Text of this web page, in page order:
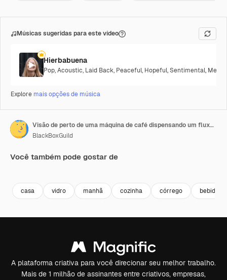
Músicas sugeridas para este vídeo
Hierbabuena
Pop,Acoustic, Laid Back, Peaceful, Hopeful,Sentimental,
Explore mais opções de música
Visão de perto de uma máquina de café dispensando um fluxo de café em uma xícara
BlackBoxGuild
Você também pode gostar de
casa vidro manhã cozinha córrego bebida
A plataforma criativa para você direcionar seu melhor trabalho.
Mais de 1 milhão de assinantes entre criativos, empresas,